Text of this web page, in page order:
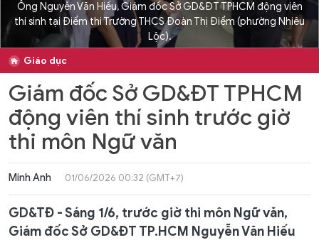
Ông Nguyễn Văn Hiếu, Giám đốc Sở GD&ĐT TPHCM động viên
thí sinh tại Điểm thi Trường THCS Đoàn Thị Điểm (phường Nhiêu
Lộc).
Giáo dục
Giám đốc Sở GD&ĐT TPHCM
động viên thí sinh trước giờ
thi môn Ngữ văn
Minh Anh 01/06/2026 00:32 (GMT+7)
GD&TĐ - Sáng 1/6, trước giờ thi môn Ngữ văn,
Giám đốc Sở GD&ĐT TP.HCM Nguyễn Văn Hiếu